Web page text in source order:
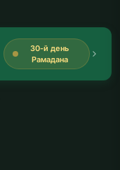
30-й день
Рамадана